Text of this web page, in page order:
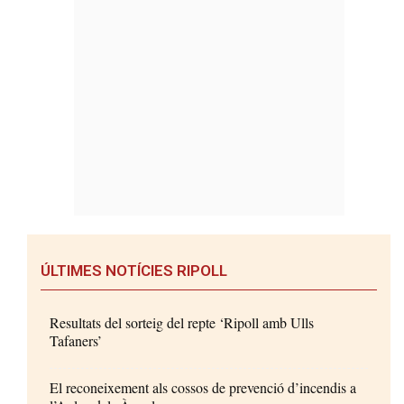
ÚLTIMES NOTÍCIES RIPOLL
Resultats del sorteig del repte ‘Ripoll amb Ulls
Tafaners’
El reconeixement als cossos de prevenció d’incendis a